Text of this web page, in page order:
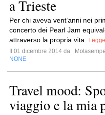
a Trieste
Per chi aveva vent’anni nei
concerto dei Pearl Jam
attraverso la propria vita.
Il 01 dicembre 2014 da
NONE
Travel mood:
viaggio e la mia